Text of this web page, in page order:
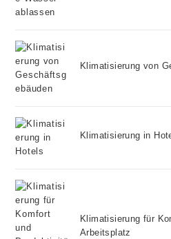
Klimatisierung von
Klimatisierung in
Klimatisierung für
Arbeitsplatz